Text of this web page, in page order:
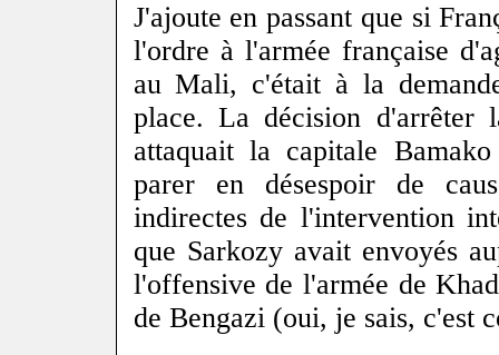
J'ajoute en passant que si
l'ordre à l'armée française
au Mali, c'était à la
place. La décision d'arrêter
attaquait la capitale
parer en désespoir de
indirectes de l'intervention
que Sarkozy avait envoyés
l'offensive de l'armée de
de Bengazi (oui, je sais, c'est